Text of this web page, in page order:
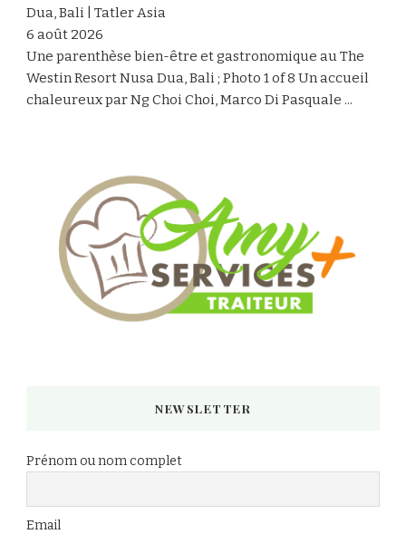
Dua, Bali | Tatler Asia
6 août 2026
Une parenthèse bien-être et gastronomique au The
Westin Resort Nusa Dua, Bali ; Photo 1 of 8 Un accueil
chaleureux par Ng Choi Choi, Marco Di Pasquale ...
NEWSLETTER
Prénom ou nom complet
Email